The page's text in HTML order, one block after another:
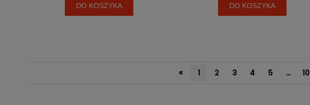
DO KOSZYKA DO KOSZYKA
« 1 2 3 4 5 ... 10